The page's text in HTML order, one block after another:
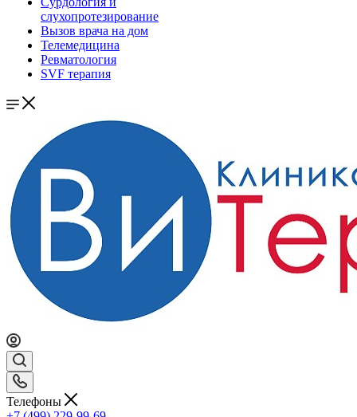
слухопротезирование
Вызов врача на дом
Телемедицина
Ревматология
SVF терапия
Телефоны